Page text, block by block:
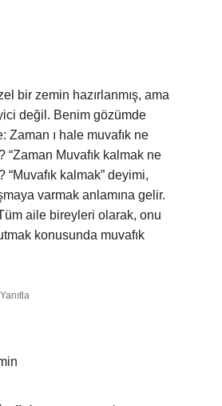
bir zemin hazırlanmış, ama
değil. Benim gözümde
Zaman ı hale muvafık ne
“Zaman Muvafık kalmak ne
kalmak” deyimi,
varmak anlamına gelir.
aile bireyleri olarak, onu
konusunda muvafık
Yanıtla